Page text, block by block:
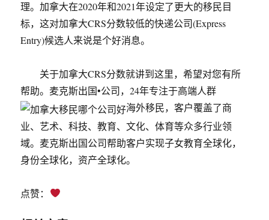
理。加拿大在2020年和2021年设定了更大的移民目
标，这对加拿大CRS分数较低的快递公司(Express
Entry)候选人来说是个好消息。
关于加拿大CRS分数就讲到这里，希望对您有所
帮助。麦克斯出国•公司，24年专注于高端人群
海外移民，客户覆盖了商
业、艺术、科技、教育、文化、体育等众多行业领
域。麦克斯出国公司帮助客户实现子女教育全球化，
身份全球化，资产全球化。
点赞：